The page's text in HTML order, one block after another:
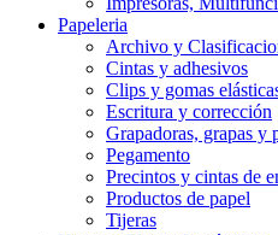
Papeleria
Archivo y
Cintas y adhesivos
Clips y gomas
Escritura y corrección
Grapadoras, grapas y
Pegamento
Precintos y cintas de
Productos de papel
Tijeras